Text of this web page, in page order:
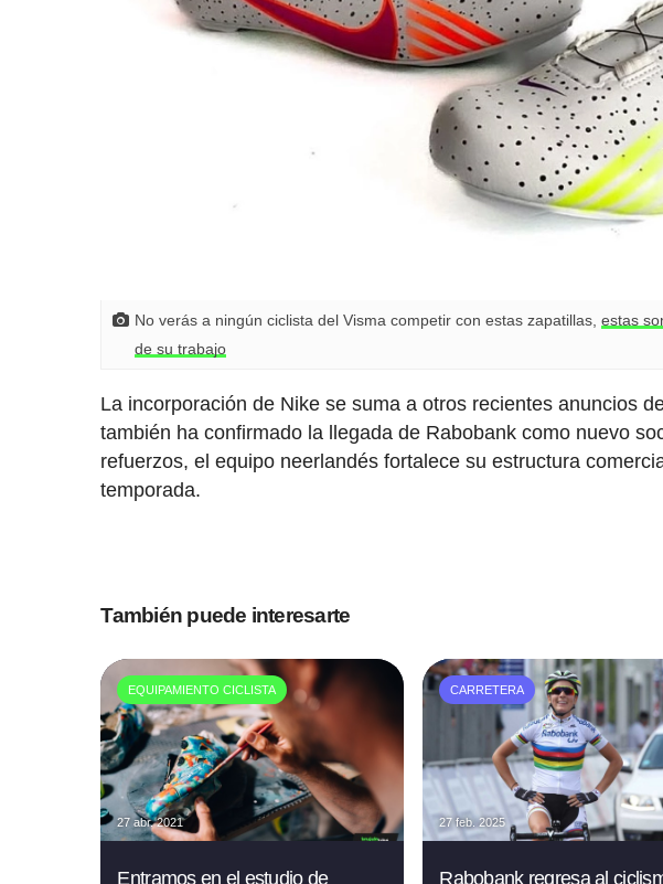
No verás a ningún ciclista del Visma competir con estas zapatillas,estas
de su trabajo
La incorporación de Nike se suma a otros recientes anuncios
también ha confirmado la llegada de Rabobank como nuevo
refuerzos, el equipo neerlandés fortalece su estructura
temporada.
También puede interesarte
EQUIPAMIENTO CICLISTA
27 abr. 2021
Entramos en el estudio de
CARRETERA
27 feb. 2025
Rabobank regresa al